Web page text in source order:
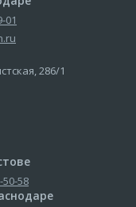
01
286/1
50-58